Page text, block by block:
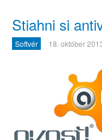
Stiahni si
Softvér 18. október